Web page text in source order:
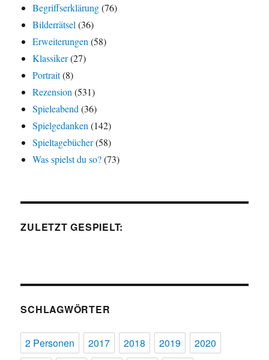
Begriffserklärung(76)
Bilderrätsel (36)
Erweiterungen (58)
Klassiker(27)
Portrait(8)
Rezension (531)
Spieleabend (36)
Spielgedanken (142)
Spieltagebücher(58)
Was spielst du so?(73)
ZULETZT GESPIELT:
SCHLAGWÖRTER
2 Personen 2017 2018 2019
2020